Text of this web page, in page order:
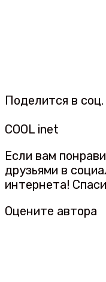
Поделится в
COOL inet
Если вам
друзьями в
интернета!
Оцените автора